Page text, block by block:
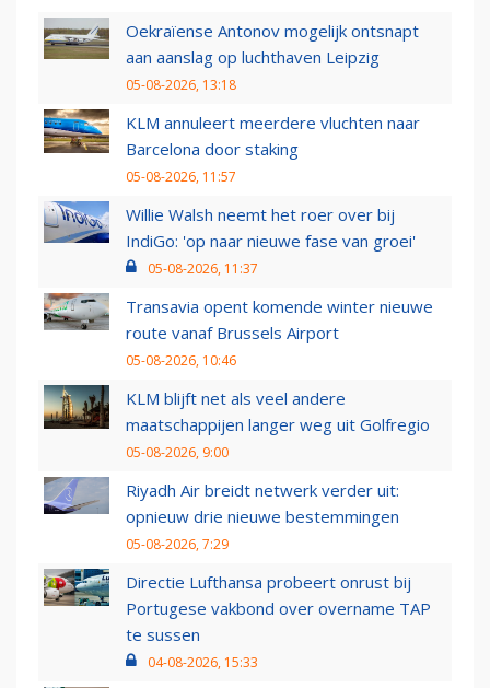
Oekraïense Antonov mogelijk ontsnapt
aan aanslag op luchthaven Leipzig
05-08-2026, 13:18
KLM annuleert meerdere vluchten naar
Barcelona door staking
05-08-2026, 11:57
Willie Walsh neemt het roer over bij
IndiGo: 'op naar nieuwe fase van groei'
05-08-2026, 11:37
Transavia opent komende winter nieuwe
route vanaf Brussels Airport
05-08-2026, 10:46
KLM blijft net als veel andere
maatschappijen langer weg uit Golfregio
05-08-2026, 9:00
Riyadh Air breidt netwerk verder uit:
opnieuw drie nieuwe bestemmingen
05-08-2026, 7:29
Directie Lufthansa probeert onrust bij
Portugese vakbond over overname TAP
te sussen
04-08-2026, 15:33